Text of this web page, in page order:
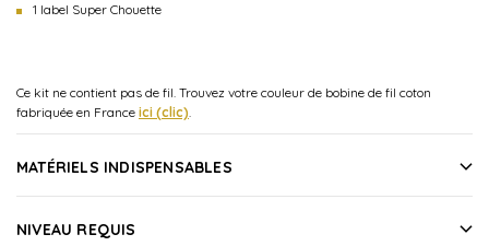
1 label Super Chouette
Ce kit ne contient pas de fil. Trouvez votre couleur de bobine de fil coton
fabriquée en France ici (clic).
MATÉRIELS INDISPENSABLES
NIVEAU REQUIS